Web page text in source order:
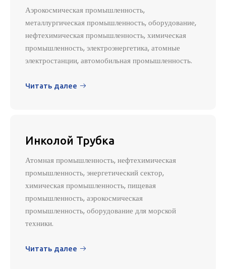
Аэрокосмическая промышленность,
металлургическая промышленность, оборудование,
нефтехимическая промышленность, химическая
промышленность, электроэнергетика, атомные
электростанции, автомобильная промышленность.
Читать далее 
Инколой Трубка
Атомная промышленность, нефтехимическая
промышленность, энергетический сектор,
химическая промышленность, пищевая
промышленность, аэрокосмическая
промышленность, оборудование для морской
техники.
Читать далее 